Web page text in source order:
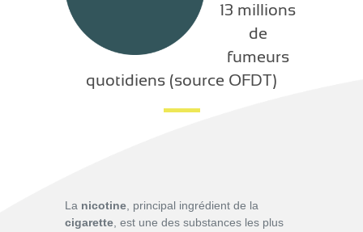
13 millions
de
fumeurs
quotidiens (source OFDT)
La nicotine , principal ingrédient de la
cigarette est une des substances les plus